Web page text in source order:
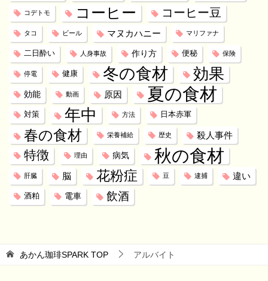
コデトモ コーヒー コーヒー豆
タコ ビール マヌカハニー マリファナ
二日酔い 人身事故 作り方 便秘 保険
停電 健康 冬の食材 効果
効能 動画 原因 夏の食材
対策 年中 方法 日本赤軍
春の食材 栄養補給 歴史 殺人事件
特徴 理由 病気 秋の食材
肝臓 脳 花粉症 豆 逮捕 違い
酒粕 電車 飲酒
あかん珈琲SPARK TOP アルバイト